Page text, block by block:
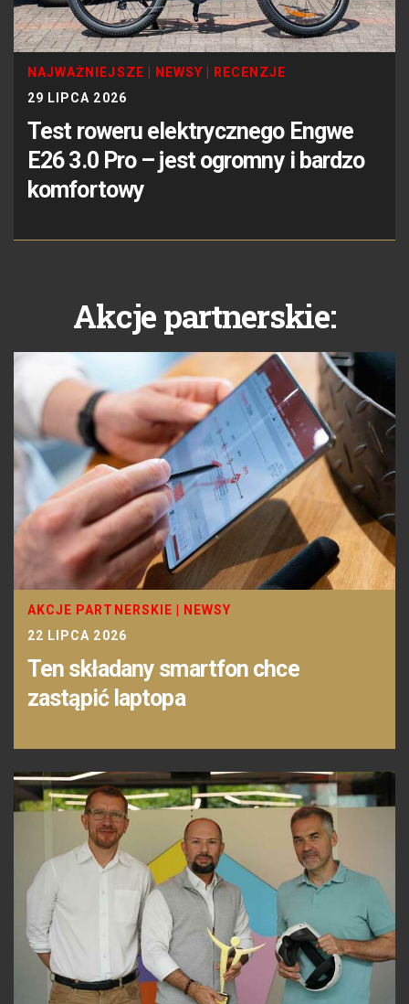
NAJWAŻNIEJSZE NEWSY
RECENZJE
29 LIPCA 2026
Test roweru elektrycznego Engwe
E26 3.0 Pro – jest ogromny i bardzo
komfortowy
Akcje partnerskie:
AKCJE PARTNERSKIE
NEWSY
22 LIPCA 2026
Ten składany smartfon chce
zastąpić laptopa